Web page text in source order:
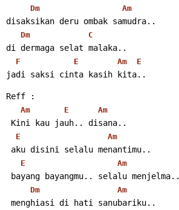
Dm Am
disaksikan deru ombak samudra..
Dm C
di dermaga selat malaka..
F E Am E
jadi saksi cinta kasih kita..
Reff :
Am E Am
Kini kau jauh.. disana..
E Am
aku disini selalu menantimu..
E Am
bayang bayangmu.. selalu menjelma..
Dm Am
menghiasi di hati sanubariku..